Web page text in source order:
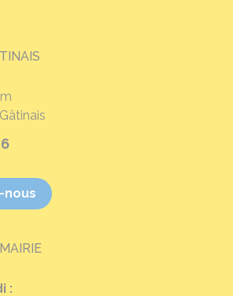
nous
: